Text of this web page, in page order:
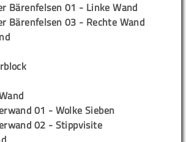
Bärenfelsen 01 - Linke Wand
Bärenfelsen 03 - Rechte Wand
01 - Wolke Sieben
02 - Stippvisite